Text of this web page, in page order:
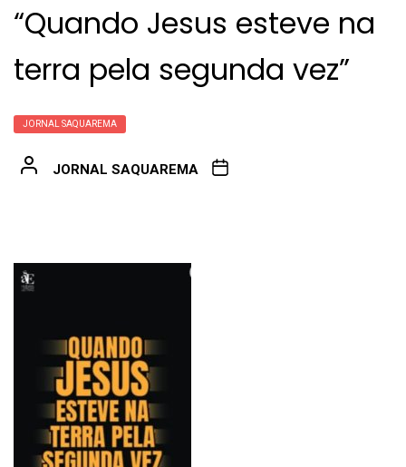
“Quando Jesus esteve na
terra pela segunda vez”
JORNAL SAQUAREMA
JORNAL SAQUAREMA